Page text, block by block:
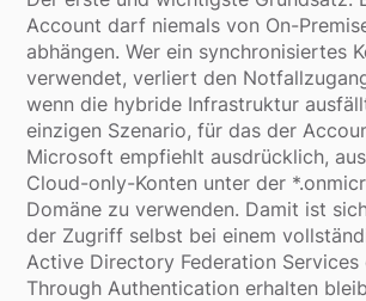
Account darf niemals von On-
abhängen. Wer ein synchronisiertes
verwendet, verliert den
wenn die hybride Infrastruktur
einzigen Szenario, für das der
Microsoft empfiehlt ausdrücklich,
Cloud-only-Konten unter der
Domäne zu verwenden. Damit ist
der Zugriff selbst bei einem
Active Directory Federation Services
Through Authentication erhalten